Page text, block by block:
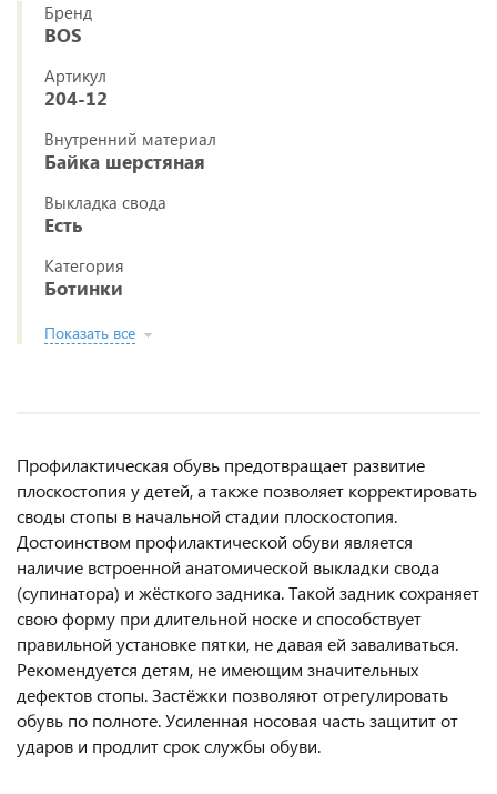
Бренд
BOS
Артикул
204-12
Внутренний материал
Байка шерстяная
Выкладка свода
Есть
Категория
Ботинки
Показать все
Профилактическая обувь предотвращает развитие
плоскостопия у детей, а также позволяет корректировать
своды стопы в начальной стадии плоскостопия.
Достоинством профилактической обуви является
наличие встроенной анатомической выкладки свода
(супинатора) и жёсткого задника. Такой задник сохраняет
свою форму при длительной носке и способствует
правильной установке пятки, не давая ей заваливаться.
Рекомендуется детям, не имеющим значительных
дефектов стопы. Застёжки позволяют отрегулировать
обувь по полноте. Усиленная носовая часть защитит от
ударов и продлит срок службы обуви.